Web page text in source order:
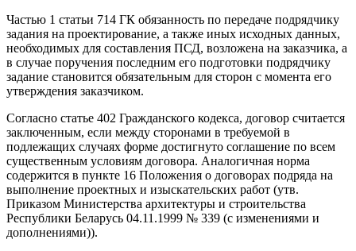
Частью 1 статьи 714 ГК обязанность по передаче подрядчику
задания на проектирование, а также иных исходных данных,
необходимых для составления ПСД, возложена на заказчика, а
в случае поручения последним его подготовки подрядчику
задание становится обязательным для сторон с момента его
утверждения заказчиком.
Согласно статье 402 Гражданского кодекса, договор считается
заключенным, если между сторонами в требуемой в
подлежащих случаях форме достигнуто соглашение по всем
существенным условиям договора. Аналогичная норма
содержится в пункте 16 Положения о договорах подряда на
выполнение проектных и изыскательских работ (утв.
Приказом Министерства архитектуры и строительства
Республики Беларусь 04.11.1999 № 339 (с изменениями и
дополнениями)).